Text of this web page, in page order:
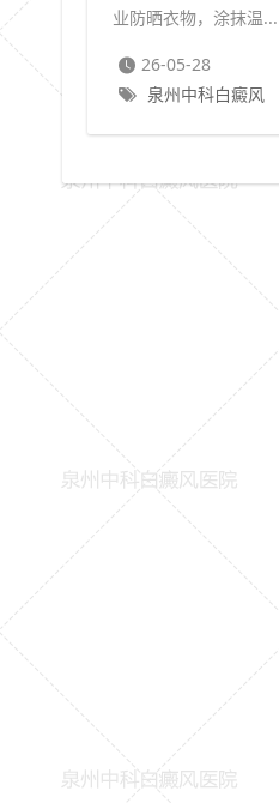
业防晒衣物，涂抹温...
26-05-28
泉州中科白癜风